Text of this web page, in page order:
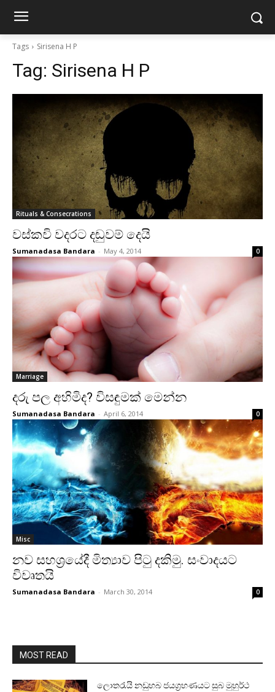
Tags Sirisena H P
Tag: Sirisena H P
Rituals & Consecrations
වස්‌කවි වදරට දඬුවම් දෙයි
Sumanadasa Bandara - May 4, 2014 0
Marriage
දරු පල අහිමිද? විසඳුමක්‌ මෙන්න
Sumanadasa Bandara - April 6, 2014 0
Misc
නව සහශ්‍රයේදී මිත්‍යාව පිටු දකිමු. සංවාදයට
විවෘතයි
Sumanadasa Bandara - March 30, 2014 0
MOST READ
ලොතරැයි නඩුහබ ජයග්‍රහණයට සුබ මුහුර්ථ